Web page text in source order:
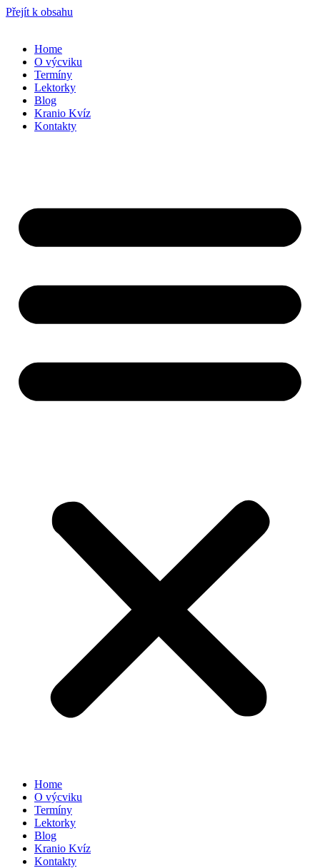
Přejít k obsahu
Home
O výcviku
Termíny
Lektorky
Blog
Kranio Kvíz
Kontakty
Home
O výcviku
Termíny
Lektorky
Blog
Kranio Kvíz
Kontakty